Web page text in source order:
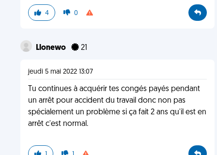
4 0
Llonewo 21
jeudi 5 mai 2022 13:07
Tu continues à acquérir tes congés payés pendant
un arrêt pour accident du travail donc non pas
spécialement un problème si ça fait 2 ans qu'il est en
arrêt c'est normal.